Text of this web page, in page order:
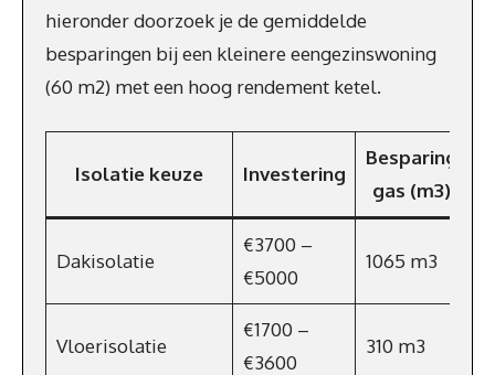
hieronder doorzoek je de gemiddelde
besparingen bij een kleinere eengezinswoning
(60 m2) met een hoog rendement ketel.
Isolatie keuze Investering
Besparing
gas (m3)
Dakisolatie
€3700 –
€5000
1065 m3
Vloerisolatie
€1700 –
€3600
310 m3